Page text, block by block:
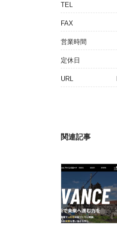
TEL
FAX
営業時間
定休日
URL
関連記事